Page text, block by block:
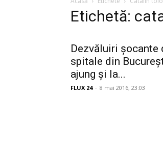
Etichetă:
Dezvăluiri șocante
spitale din
ajung și la...
FLUX 24 - 8 mai 2016, 23:03